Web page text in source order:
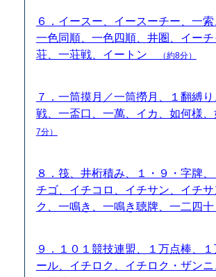
６．イースー、イースーチー、一索
一色同順、一色四順、井圏、イー
荘、一荘戦、イートン
（約8分）
７．一筒摸月／一筒撈月、１翻縛
戦、一盃口、一萬、イカ、如何様
7分）
８．筏、井桁積み、１・９・字牌
チゴ、イチコロ、イチサン、イチサ
ク、一鳴き、一鳴き聴牌、一二四
９．１０１競技連盟、１万点棒、
ール、イチロク、イチロク・ザンニ